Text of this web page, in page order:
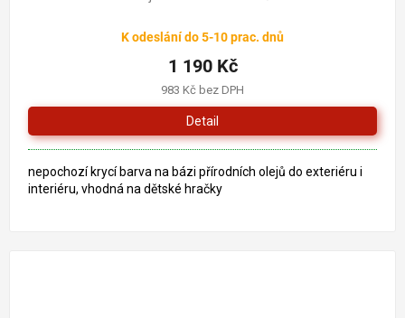
K odeslání do 5-10 prac. dnů
983 Kč bez DPH
1 190 Kč
Detail
nepochozí krycí barva na bázi přírodních olejů do exteriéru i
interiéru, vhodná na dětské hračky